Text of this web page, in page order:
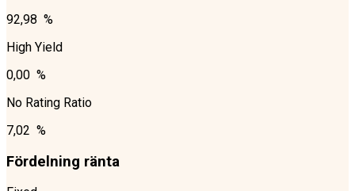
92,98 %
High Yield
0,00 %
No Rating Ratio
7,02 %
Fördelning ränta